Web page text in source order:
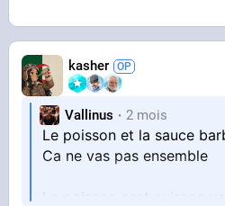
kasher
Vallinus 2 mois
Le poisson et la sauce
Ca ne vas pas ensemble
Le poisson cest cuisson